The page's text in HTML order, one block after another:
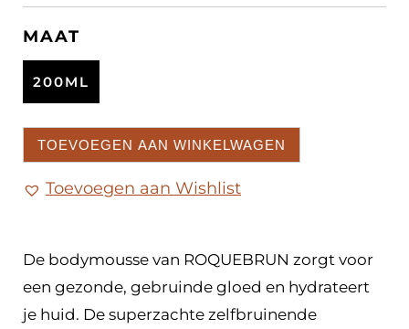
MAAT
200ML
TOEVOEGEN AAN WINKELWAGEN
Toevoegen aan Wishlist
De bodymousse van ROQUEBRUN zorgt voor
een gezonde, gebruinde gloed en hydrateert
je huid. De superzachte zelfbruinende